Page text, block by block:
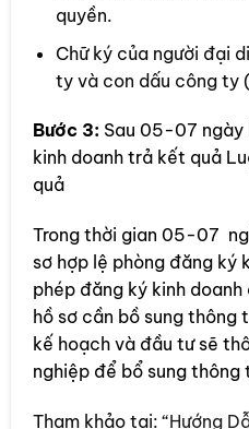
quyền.
Chữ ký của người đại
ty và con dấu công ty
Bước 3: Sau 05-07 ngày
kinh doanh trả kết quả
quả
Trong thời gian 05-07
sơ hợp lệ phòng đăng ký
phép đăng ký kinh
hồ sơ cần bồ sung thông
kế hoạch và đầu tư sẽ
nghiệp để bổ sung thông
Tham khảo tại: “Hướng